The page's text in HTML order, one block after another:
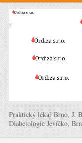
Praktický lékař Brno, J.
Diabetologie Jevíčko,